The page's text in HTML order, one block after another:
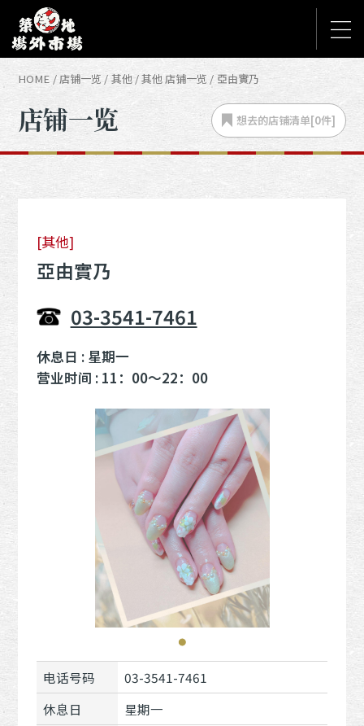
HOME 店铺一览 其他 其他 店铺一览 亞由實乃
店铺一览 想去的店铺清单[0件]
[其他]
亞由實乃
03-3541-7461
休息日 : 星期一
营业时间 : 11：00〜22：00
电话号码
03-3541-7461
休息日
星期一